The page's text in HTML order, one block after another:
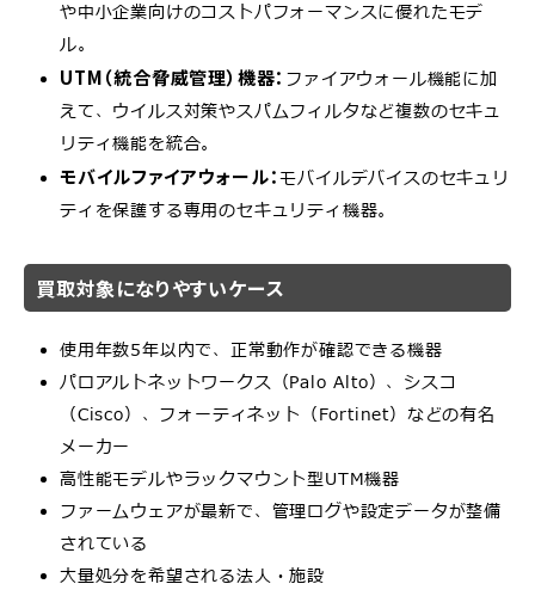
や中小企業向けのコストパフォーマンスに優れたモデ
ル。
UTM（統合脅威管理）機器： ファイアウォール機能に加
えて、ウイルス対策やスパムフィルタなど複数のセキュ
リティ機能を統合。
モバイルファイアウォール：モバイルデバイスのセキュリ
ティを保護する専用のセキュリティ機器。
買取対象になりやすいケース
使用年数5年以内で、正常動作が確認できる機器
パロアルトネットワークス（Palo Alto）、シスコ
（Cisco）、フォーティネット（Fortinet）などの有名
メーカー
高性能モデルやラックマウント型UTM機器
ファームウェアが最新で、管理ログや設定データが整備
されている
大量処分を希望される法人・施設